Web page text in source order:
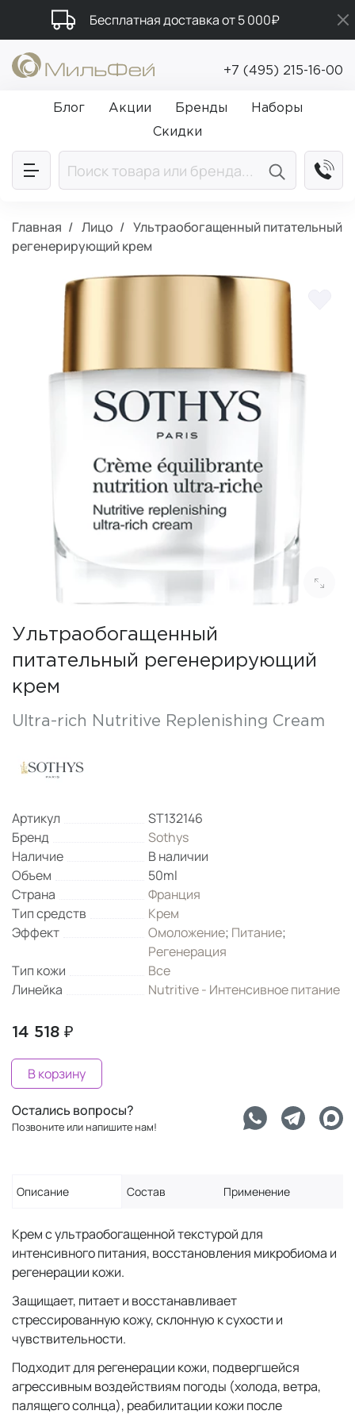
Бесплатная доставка от 5 000₽
Подарки в каждый заказ от 5 000₽
Промокод ПРИВЕТ
+7 (495) 215-16-00
Блог Акции Бренды
Наборы
Скидки
Главная Лицо
Ультраобогащенный питательный
регенерирующий крем
Ультраобогащенный
питательный регенерирующий
крем
Ultra-rich Nutritive Replenishing Cream
Артикул
ST132146
Бренд
Sothys
Наличие
В наличии
Объем
50ml
Страна
Франция
Тип средств
Крем
Эффект
Омоложение; Питание;
Регенерация
Тип кожи
Все
Линейка
Nutritive - Интенсивное питание
14 518 ₽
В корзину
Остались вопросы?
Позвоните или напишите нам!
Описание Состав Применение
Крем с ультраобогащенной текстурой для
интенсивного питания, восстановления микробиома и
регенерации кожи.
Защищает, питает и восстанавливает
стрессированную кожу, склонную к сухости и
чувствительности.
Подходит для регенерации кожи, подвергшейся
агрессивным воздействиям погоды (холода, ветра,
палящего солнца), реабилитации кожи после